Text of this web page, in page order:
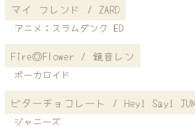
マイ フレンド / ZARD
アニメ：スラムダンク ED
Fire◎Flower / 鏡音レン
ボーカロイド
ビターチョコレート / Hey! Say!
ジャニーズ